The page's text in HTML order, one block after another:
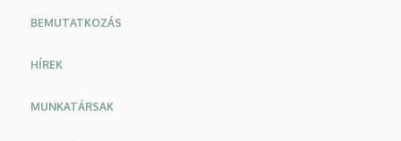
Oldalmenü
BEMUTATKOZÁS
HÍREK
MUNKATÁRSAK